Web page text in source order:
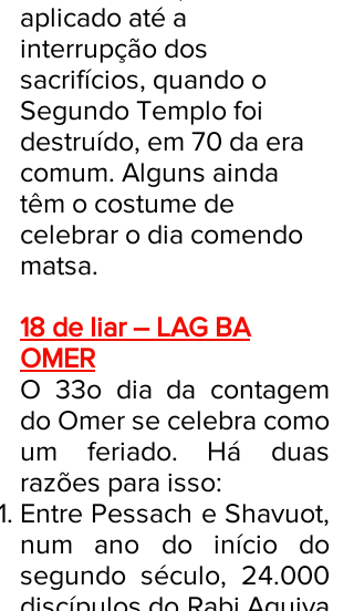
aplicado até a
interrupção dos
sacrifícios, quando o
Segundo Templo foi
destruído, em 70 da era
comum. Alguns ainda
têm o costume de
celebrar o dia comendo
matsa.
18 de Iiar – LAG BA
OMER
O 33o dia da contagem
do Omer se celebra como
um feriado. Há duas
razões para isso:
Entre Pessach e Shavuot,
num ano do início do
segundo século, 24.000